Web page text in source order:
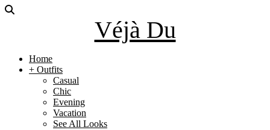
Véjà Du
Home
+ Outfits
Casual
Chic
Evening
Vacation
See All Looks